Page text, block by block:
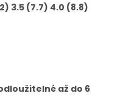
3.5 (7.7) 4.0 (8.8)
až do 6